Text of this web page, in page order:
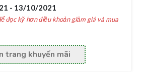
- 13/10/2021
đọc kỹ hơn điều khoản giảm giá và mua
trang khuyến mãi